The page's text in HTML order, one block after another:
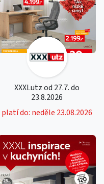
XXXLutz od 27.7. do
23.8.2026
platí do: neděle 23.08.2026